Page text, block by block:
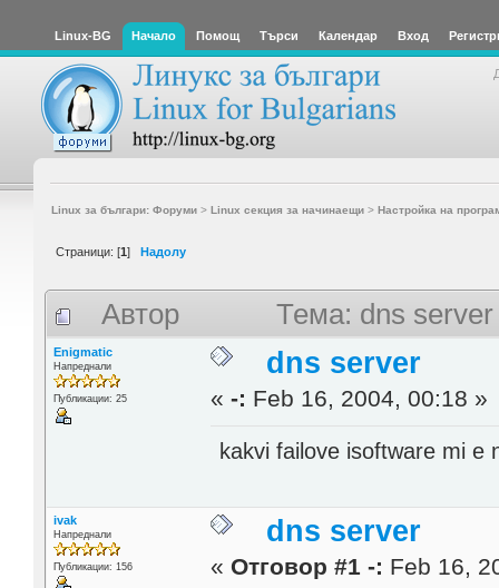
Linux-BG Начало Помощ Търси Календар Вход
Linux за българи: Форуми> Linux секция за начинаещи> Настройка на
Страници: [1] Надолу
Автор Тема: dns
Enigmatic
Напреднали
Публикации: 25
dns server
«-: Feb 16, 2004, 00:18 »
kakvi failove isoftware mi e
ivak
Напреднали
Публикации: 156
dns server
« Отговор #1 -: Feb 16,